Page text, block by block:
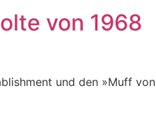
von 1968
und den »Muff von